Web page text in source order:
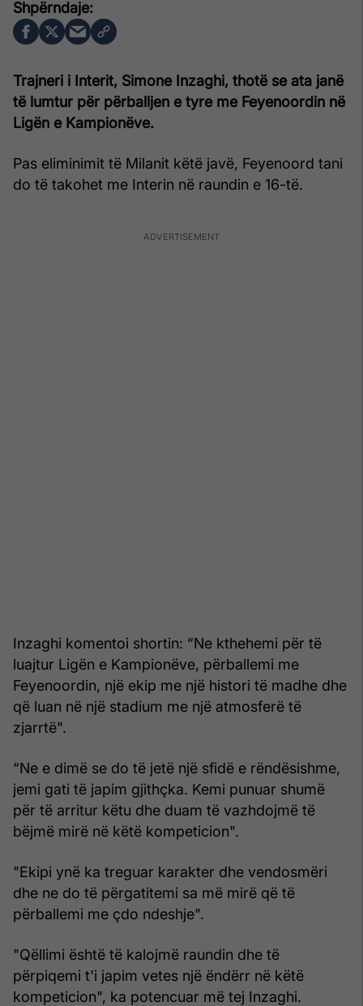
Trajneri i Interit, Simone Inzaghi, thotë se ata janë
të lumtur për përballjen e tyre me Feyenoordin në
Ligën e Kampionëve.
Pas eliminimit të Milanit këtë javë, Feyenoord tani
do të takohet me Interin në raundin e 16-të.
Inzaghi komentoi shortin: “Ne kthehemi për të
luajtur Ligën e Kampionëve, përballemi me
Feyenoordin, një ekip me një histori të madhe dhe
që luan në një stadium me një atmosferë të
zjarrtë".
“Ne e dimë se do të jetë një sfidë e rëndësishme,
jemi gati të japim gjithçka. Kemi punuar shumë
për të arritur këtu dhe duam të vazhdojmë të
bëjmë mirë në këtë kompeticion".
"Ekipi ynë ka treguar karakter dhe vendosmëri
dhe ne do të përgatitemi sa më mirë që të
përballemi me çdo ndeshje".
"Qëllimi është të kalojmë raundin dhe të
përpiqemi t'i japim vetes një ëndërr në këtë
kompeticion", ka potencuar më tej Inzaghi.